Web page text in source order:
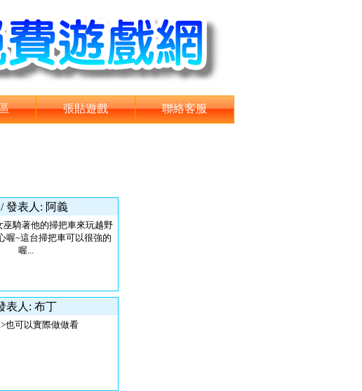
張貼遊戲
聯絡客服
發表人: 阿義
巫騎著他的掃把車來玩越野
喔~這台掃把車可以很強的
喔...
表人: 布丁
也可以實際做做看